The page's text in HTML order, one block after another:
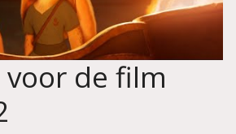
de film